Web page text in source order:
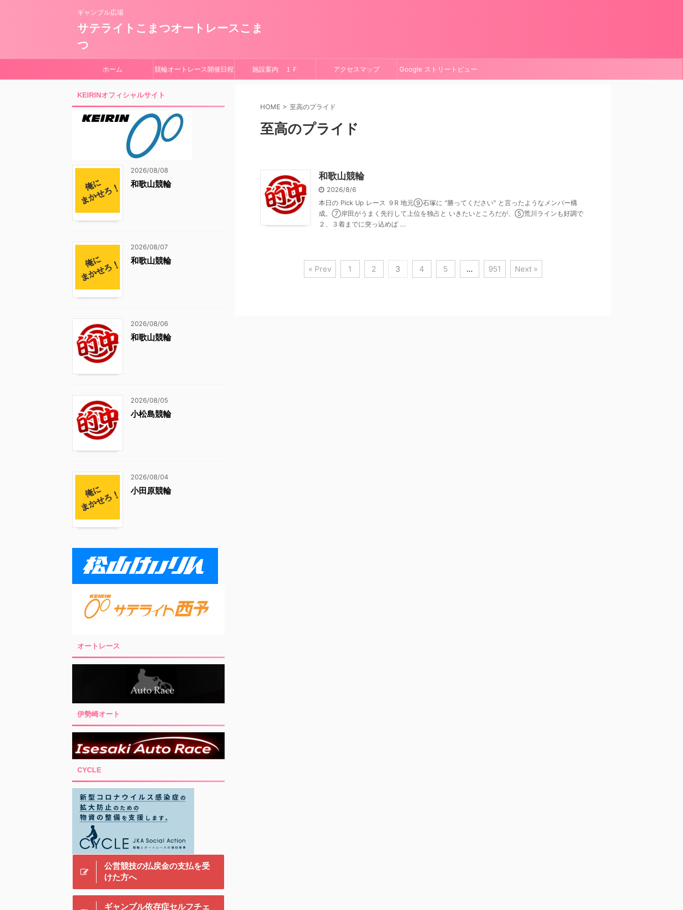
ギャンブル広場
サテライトこまつオートレースこま
つ
ホーム 競輪オートレース開催日程 施設案内 １Ｆ アクセスマップ Google ストリートビュー
HOME > 至高のプライド
至高のプライド
和歌山競輪
2026/8/6
本日の Pick Up レース ９R 地元⑨石塚に ″勝ってください″ と言ったようなメンバー構
成。⑦岸田がうまく先行して上位を独占と いきたいところだが、⑤荒川ラインも好調で
２、３着までに突っ込めば ...
« Prev 1 2 3 4 5 … 951 Next »
KEIRINオフィシャルサイト
2026/08/08
和歌山競輪
2026/08/07
和歌山競輪
2026/08/06
和歌山競輪
2026/08/05
小松島競輪
2026/08/04
小田原競輪
オートレース
伊勢崎オート
CYCLE
公営競技の払戻金の支払を受
けた方へ
ギャンブル依存症セルフチェ